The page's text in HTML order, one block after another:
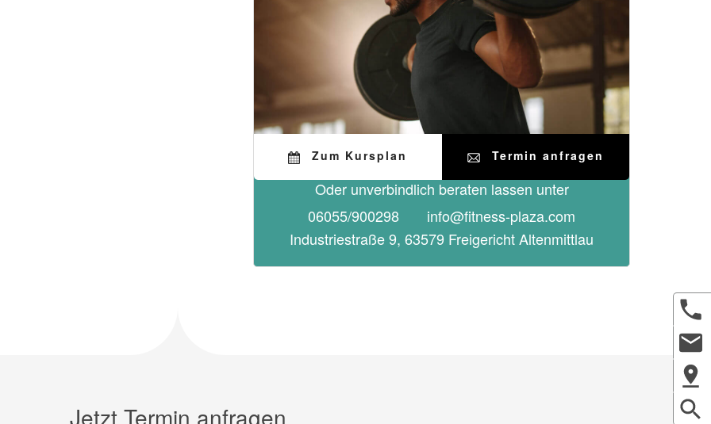
Zum Kursplan Termin anfragen
Oder unverbindlich beraten lassen unter
06055/900298
info@fitness-plaza.com
Industriestraße 9, 63579 Freigericht Altenmittlau
Jetzt Termin anfragen